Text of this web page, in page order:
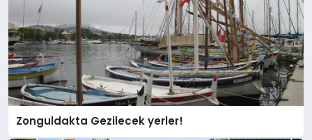
Zonguldakta Gezilecek yerler!